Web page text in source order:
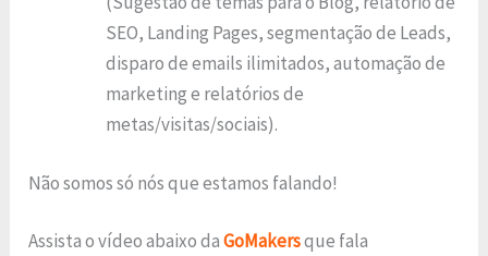
SEO, Landing Pages, segmentação de Leads,
disparo de emails ilimitados, automação de
marketing e relatórios de
metas/visitas/sociais).
Não somos só nós que estamos falando!
Assista o vídeo abaixo daGoMakersque fala